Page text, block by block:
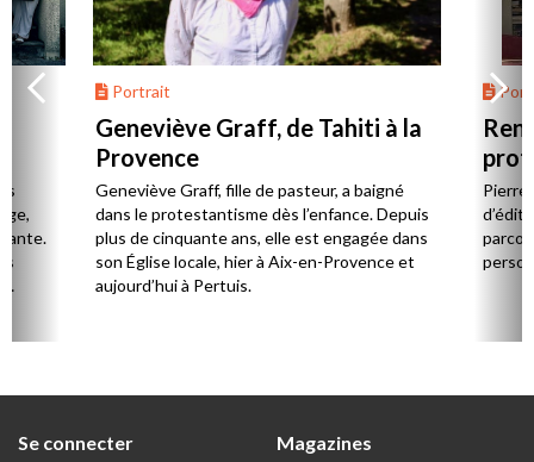
Portrait
Geneviève Graff, de Tahiti à la
Provence
Geneviève Graff, fille de pasteur, a baigné
dans le protestantisme dès l’enfance. Depuis
plus de cinquante ans, elle est engagée dans
son Église locale, hier à Aix-en-Provence et
aujourd’hui à Pertuis.
Se connecter
Magazines